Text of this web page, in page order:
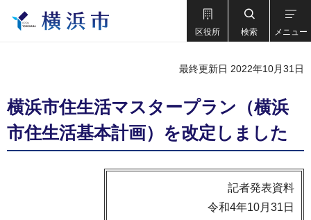
区役所 検索 メニュー
最終更新日 2022年10月31日
横浜市住生活マスタープラン（横浜
市住生活基本計画）を改定しました
記者発表資料
令和4年10月31日